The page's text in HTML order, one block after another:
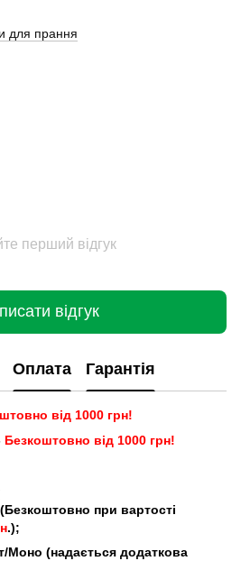
для прання
перший відгук
відгук
Оплата Гарантія
від 1000 грн!
Безкоштовно від 1000 грн!
при вартості
.);
Моно (надається додаткова